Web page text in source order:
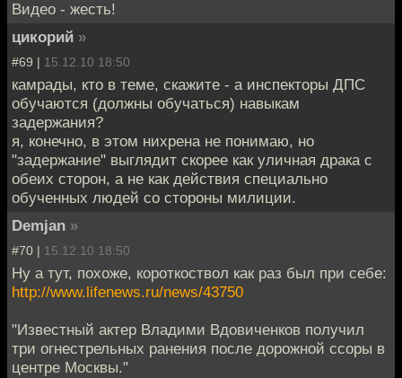
Видео - жесть!
цикорий »
#69 | 15.12.10 18:50
камрады, кто в теме, скажите - а инспекторы ДПС
обучаются (должны обучаться) навыкам
задержания?
я, конечно, в этом нихрена не понимаю, но
"задержание" выглядит скорее как уличная драка с
обеих сторон, а не как действия специально
обученных людей со стороны милиции.
Demjan »
#70 | 15.12.10 18:50
Ну а тут, похоже, короткоствол как раз был при себе:
http://www.lifenews.ru/news/43750
"Известный актер Владими Вдовиченков получил
три огнестрельных ранения после дорожной ссоры в
центре Москвы."